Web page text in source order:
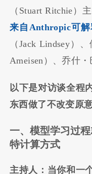
（Stuart Ritchie）
来自Anthropic可
（Jack Lindsey）
Ameisen）、乔什・
以下是对访谈全程
东西做了不改变原
一、模型学习过
特计算方式
主持人：当你和一